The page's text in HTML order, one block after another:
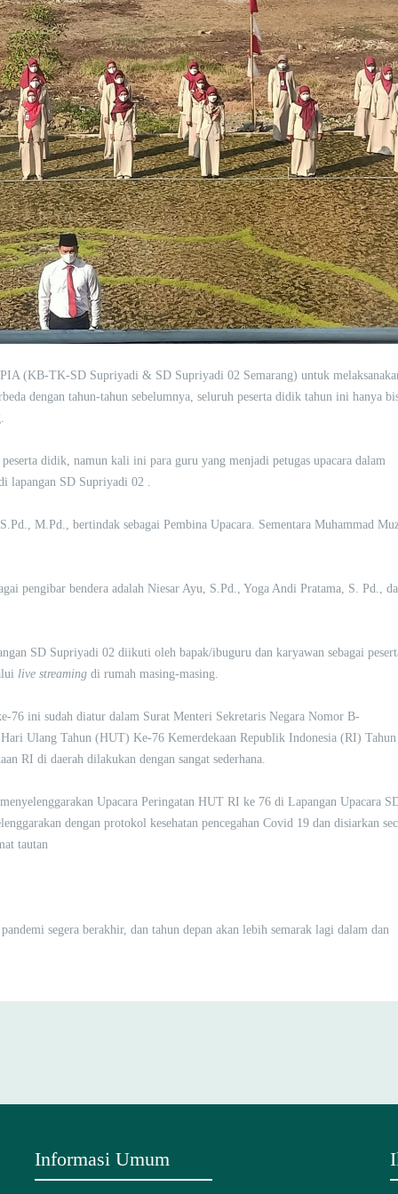
(KB-TK-SD Supriyadi & SD Supriyadi 02 Semarang) untuk
dengan tahun-tahun sebelumnya, seluruh peserta didik tahun ini hanya
didik, namun kali ini para guru yang menjadi petugas upacara dalam
lapangan SD Supriyadi 02 .
M.Pd., bertindak sebagai Pembina Upacara. Sementara Muhammad
pengibar bendera adalah Niesar Ayu, S.Pd., Yoga Andi Pratama, S. Pd.,
SD Supriyadi 02 diikuti oleh bapak/ibuguru dan karyawan sebagai
live streaming di rumah masing-masing.
76 ini sudah diatur dalam Surat Menteri Sekretaris Negara Nomor B-
Ulang Tahun (HUT) Ke-76 Kemerdekaan Republik Indonesia (RI) Tahun
RI di daerah dilakukan dengan sangat sederhana.
Upacara Peringatan HUT RI ke 76 di Lapangan Upacara
dengan protokol kesehatan pencegahan Covid 19 dan disiarkan
tautan
segera berakhir, dan tahun depan akan lebih semarak lagi dalam dan
Informasi Umum